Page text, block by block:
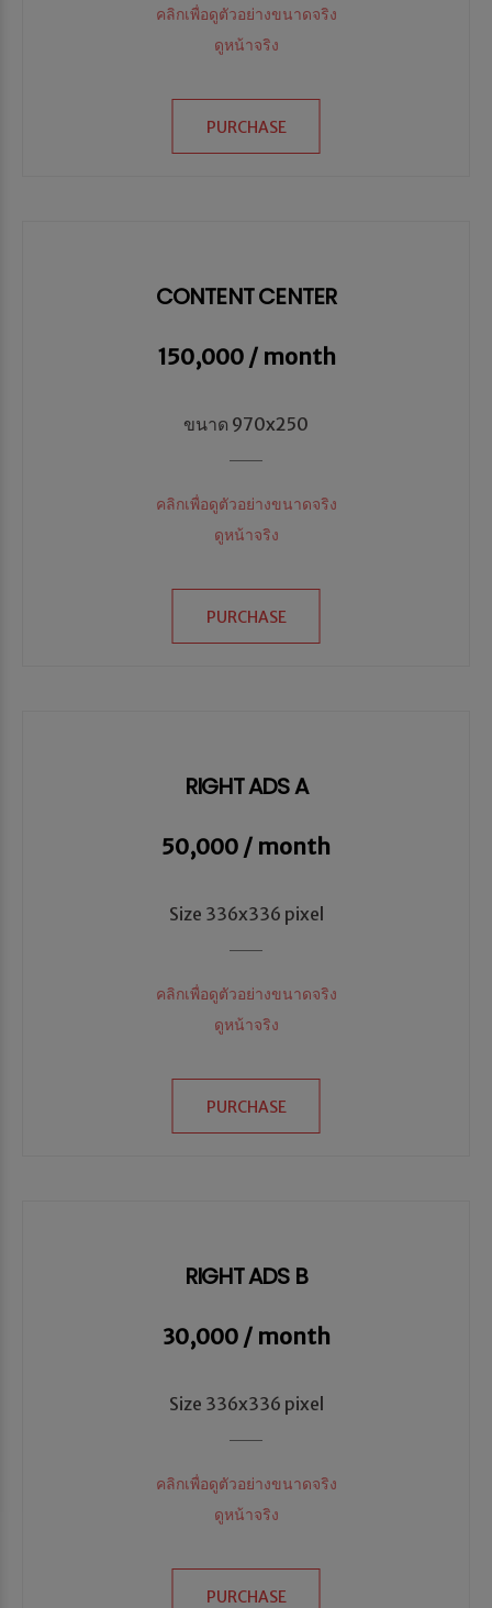
คลิกเพื่อดูตัวอย่างขนาดจริง
ดูหน้าจริง
PURCHASE
CONTENT CENTER
150,000 / month
ขนาด 970x250
คลิกเพื่อดูตัวอย่างขนาดจริง
ดูหน้าจริง
PURCHASE
RIGHT ADS A
50,000 / month
Size 336x336 pixel
คลิกเพื่อดูตัวอย่างขนาดจริง
ดูหน้าจริง
PURCHASE
RIGHT ADS B
30,000 / month
Size 336x336 pixel
คลิกเพื่อดูตัวอย่างขนาดจริง
ดูหน้าจริง
PURCHASE